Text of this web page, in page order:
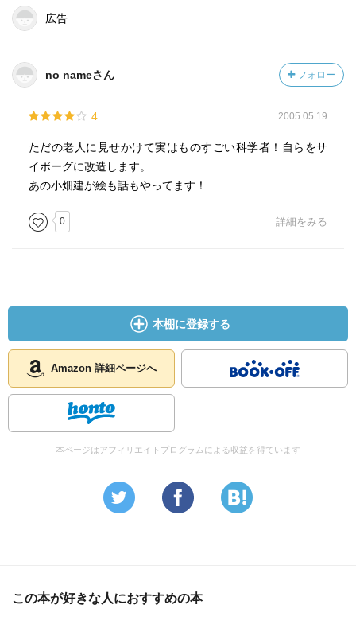
広告
no nameさん フォロー
4 2005.05.19
ただの老人に見せかけて実はものすごい科学者！自らをサ
イボーグに改造します。
あの小畑建が絵も話もやってます！
0 詳細をみる
本棚に登録する
Amazon 詳細ページへ
本ページはアフィリエイトプログラムによる収益を得ています
この本が好きな人におすすめの本